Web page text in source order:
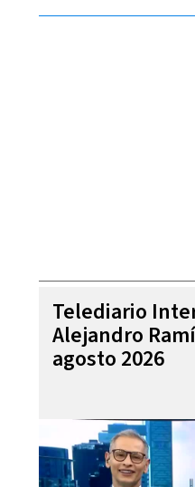
Telediario
Alejandro
agosto 2026